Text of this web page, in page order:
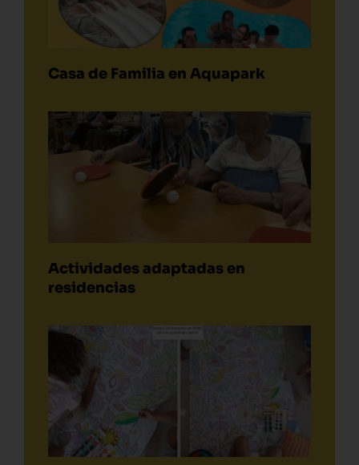
Casa de Familia en Aquapark
Actividades adaptadas en
residencias